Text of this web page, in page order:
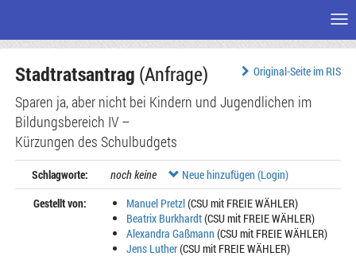
Seiteninhalt
Original-Seite im RIS
Stadtratsantrag (Anfrage)
Sparen ja, aber nicht bei Kindern und Jugendlichen im
Bildungsbereich IV –
Kürzungen des Schulbudgets
Schlagworte: noch keine
Neue hinzufügen (Login)
Gestellt von:
Manuel Pretzl(CSU mit FREIE WÄHLER)
Beatrix Burkhardt(CSU mit FREIE WÄHLER)
Alexandra Gaßmann (CSU mit FREIE WÄHLER)
Jens Luther(CSU mit FREIE WÄHLER)